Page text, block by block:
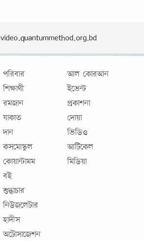
video.quantummethod.org.bd
পরিবার
শিক্ষার্থী
রমজান
যাকাত
দান
কসমোস্কুল
কোয়ান্টামম
আল কোরআন
ইভেন্ট
প্রকাশনা
দোয়া
ভিডিও
আর্টিকেল
মিডিয়া
বই
শুদ্ধাচার
নিউজলেটার
হাদীস
অটোসাজেশন